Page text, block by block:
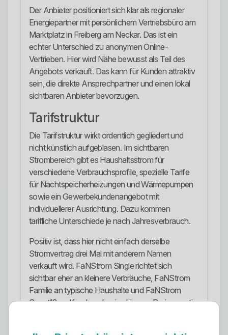
Der Anbieter positioniert sich klar als regionaler
Energiepartner mit persönlichem Vertriebsbüro am
Marktplatz in Freiberg am Neckar. Das ist ein
echter Unterschied zu anonymen Online-
Vertrieben. Hier wird Nähe bewusst als Teil des
Angebots verkauft. Das kann für Kunden attraktiv
sein, die direkte Ansprechpartner und einen lokal
sichtbaren Anbieter bevorzugen.
Tarifstruktur
Die Tarifstruktur wirkt ordentlich gegliedert und
nicht künstlich aufgeblasen. Im sichtbaren
Strombereich gibt es Haushaltsstrom für
verschiedene Verbrauchsprofile, spezielle Tarife
für Nachtspeicherheizungen und Wärmepumpen
sowie ein Gewerbekundenangebot mit
individuellerer Ausrichtung. Dazu kommen
tarifliche Unterschiede je nach Jahresverbrauch.
Positiv ist, dass hier nicht einfach derselbe
Stromvertrag drei Mal mit anderem Namen
verkauft wird. FaNStrom Single richtet sich
sichtbar eher an kleinere Verbräuche, FaNStrom
Familie an typische Haushalte und FaNStrom
Smart18 an Kunden, die eine längere Preisgarantie